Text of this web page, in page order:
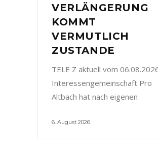
VERLÄNGERUNG
KOMMT
VERMUTLICH
ZUSTANDE
TELE Z aktuell vom
Interessengemeinschaft Pro
Altbach hat nach eigenen
6. August 2026